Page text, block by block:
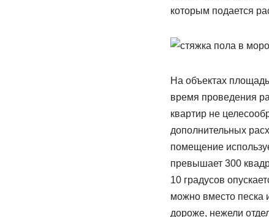
которым подается
На объектах
время проведения
квартир не
дополнительных
помещение
превышает 300
10 градусов
можно вместо песка
дороже, нежели